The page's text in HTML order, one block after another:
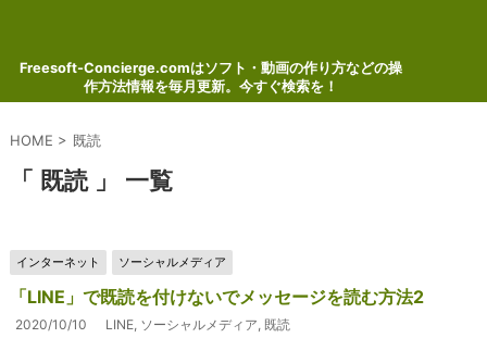
Freesoft-Concierge.comはソフト・動画の作り方などの操
作方法情報を毎月更新。今すぐ検索を！
HOME > 既読
「 既読 」 一覧
インターネット ソーシャルメディア
「LINE」で既読を付けないでメッセージを読む方法2
2020/10/10 LINE, ソーシャルメディア, 既読